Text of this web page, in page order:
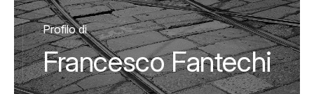
Profilo di
Francesco Fantechi